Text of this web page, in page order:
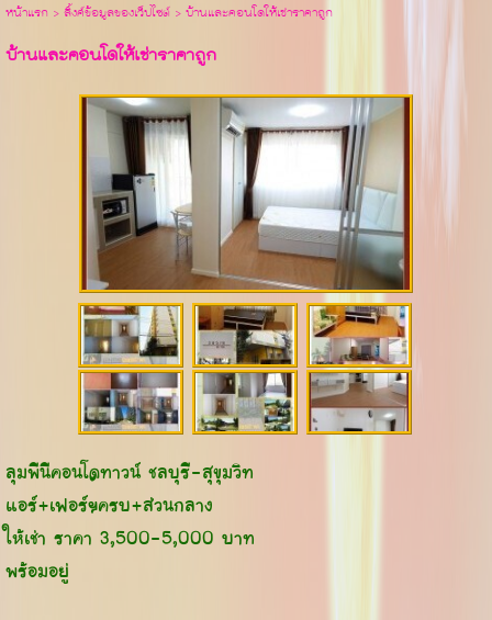
หน้าแรก> ลิ้งค์ข้อมูลของเว็ปไซต์ > บ้านและคอนโดให้เช่าราคาถูก
บ้านและคอนโดให้เช่าราคาถูก
ลุมพีนีคอนโดทาวน์ ชลบุรี-สุขุมวิท
แอร์+เฟอร์ฯครบ+ส่วนกลาง
ให้เช่า ราคา 3,500-5,000 บาท
พร้อมอยู่